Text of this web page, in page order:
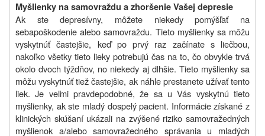
Myšlienky na samovraždu a zhoršenie Vašej depresie
Ak ste depresívny, môžete niekedy pomýšľať na
sebapoškodenie alebo samovraždu. Tieto myšlienky sa môžu
vyskytnúť častejšie, keď po prvý raz začínate s liečbou,
nakoľko všetky tieto lieky potrebujú čas na to, čo obvykle trvá
okolo dvoch týždňov, no niekedy aj dlhšie. Tieto myšlienky sa
môžu vyskytnúť tiež častejšie, ak náhle prestanete užívať tento
liek. Je veľmi pravdepodobné, že sa u Vás vyskytnú tieto
myšlienky, ak ste mladý dospelý pacient. Informácie získané z
klinických skúšaní ukázali na zvýšené riziko samovražedných
myšlienok a/alebo samovražedného správania u mladých